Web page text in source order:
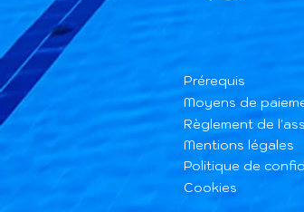
Prérequis
Moyens de
Règlement de
Mentions légales
Politique de
Cookies